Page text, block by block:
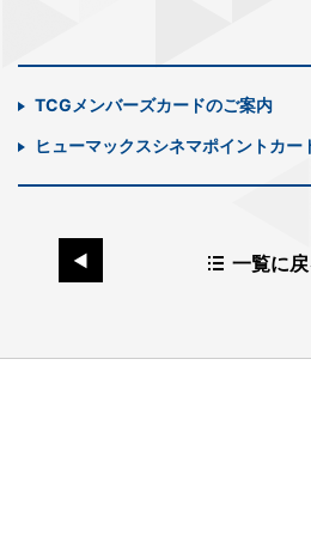
TCGメンバーズカードのご案内
ヒューマックスシネマポイントカー
一覧に